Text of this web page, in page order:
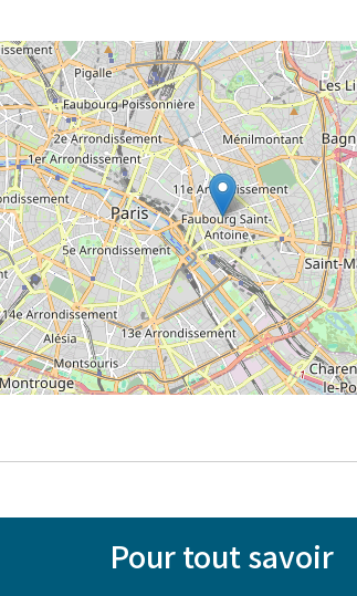
Pour tout savoir